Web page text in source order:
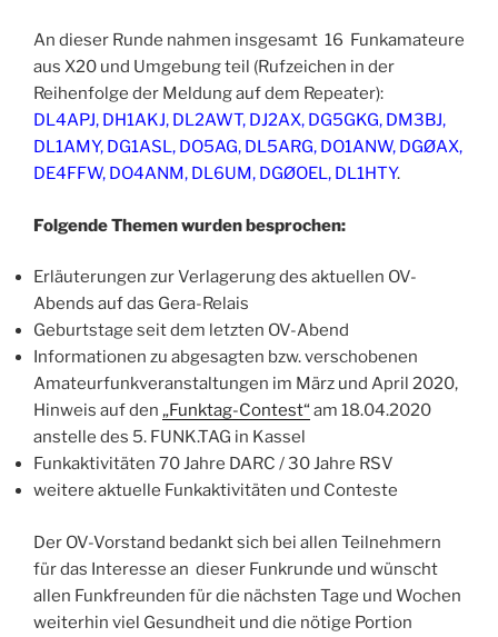
An dieser Runde nahmen insgesamt 16 Funkamateure
aus X20 und Umgebung teil (Rufzeichen in der
Reihenfolge der Meldung auf dem Repeater):
DL4APJ, DH1AKJ, DL2AWT, DJ2AX, DG5GKG, DM3BJ,
DL1AMY, DG1ASL, DO5AG, DL5ARG, DO1ANW, DGØAX,
DE4FFW, DO4ANM, DL6UM, DGØOEL, DL1HTY.
Folgende Themen wurden besprochen:
Erläuterungen zur Verlagerung des aktuellen OV-
Abends auf das Gera-Relais
Geburtstage seit dem letzten OV-Abend
Informationen zu abgesagten bzw. verschobenen
Amateurfunkveranstaltungen im März und April 2020,
Hinweis auf den „Funktag-Contest“ am 18.04.2020
anstelle des 5. FUNK.TAG in Kassel
Funkaktivitäten 70 Jahre DARC / 30 Jahre RSV
weitere aktuelle Funkaktivitäten und Conteste
Der OV-Vorstand bedankt sich bei allen Teilnehmern
für das Interesse an dieser Funkrunde und wünscht
allen Funkfreunden für die nächsten Tage und Wochen
weiterhin viel Gesundheit und die nötige Portion